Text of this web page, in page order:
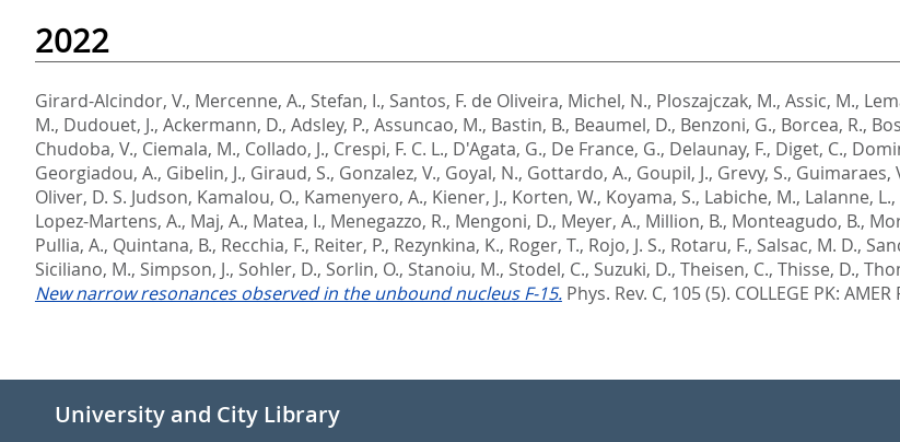
2022
Girard-Alcindor, V., Mercenne, A., Stefan, I., Santos, F. de Oliveira, Michel, N., Ploszajczak, M., Assic, M.,
M., Dudouet, J., Ackermann, D., Adsley, P., Assuncao, M., Bastin, B., Beaumel, D., Benzoni, G., Borcea, R.,
Chudoba, V., Ciemala, M., Collado, J., Crespi, F. C. L., D'Agata, G., De France, G., Delaunay, F., Diget, C.,
Georgiadou, A., Gibelin, J., Giraud, S., Gonzalez, V., Goyal, N., Gottardo, A., Goupil, J., Grevy, S., Guimaraes,
Oliver, D. S. Judson, Kamalou, O., Kamenyero, A., Kiener, J., Korten, W., Koyama, S., Labiche, M., Lalanne, L.,
Lopez-Martens, A., Maj, A., Matea, I., Menegazzo, R., Mengoni, D., Meyer, A., Million, B., Monteagudo, B.,
Pullia, A., Quintana, B., Recchia, F., Reiter, P., Rezynkina, K., Roger, T., Rojo, J. S., Rotaru, F., Salsac, M. D.,
Siciliano, M., Simpson, J., Sohler, D., Sorlin, O., Stanoiu, M., Stodel, C., Suzuki, D., Theisen, C., Thisse, D.,
New narrow resonances observed in the unbound nucleus F-15. Phys. Rev. C, 105 (5). COLLEGE PK:
University and City Library